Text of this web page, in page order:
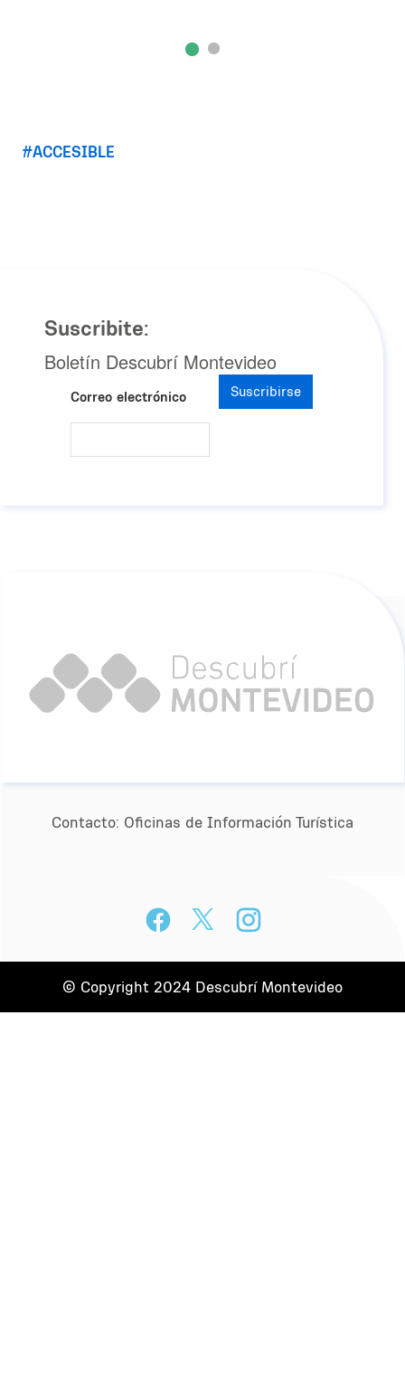
ACCESIBLE
Suscribite:
Boletín Descubrí Montevideo
Correo electrónico Suscribirse
Contacto: Oﬁcinas de Información Turística
© Copyright 2024 Descubrí Montevideo